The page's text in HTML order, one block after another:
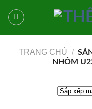
qua
TRANG CHỦ /
NHÔM